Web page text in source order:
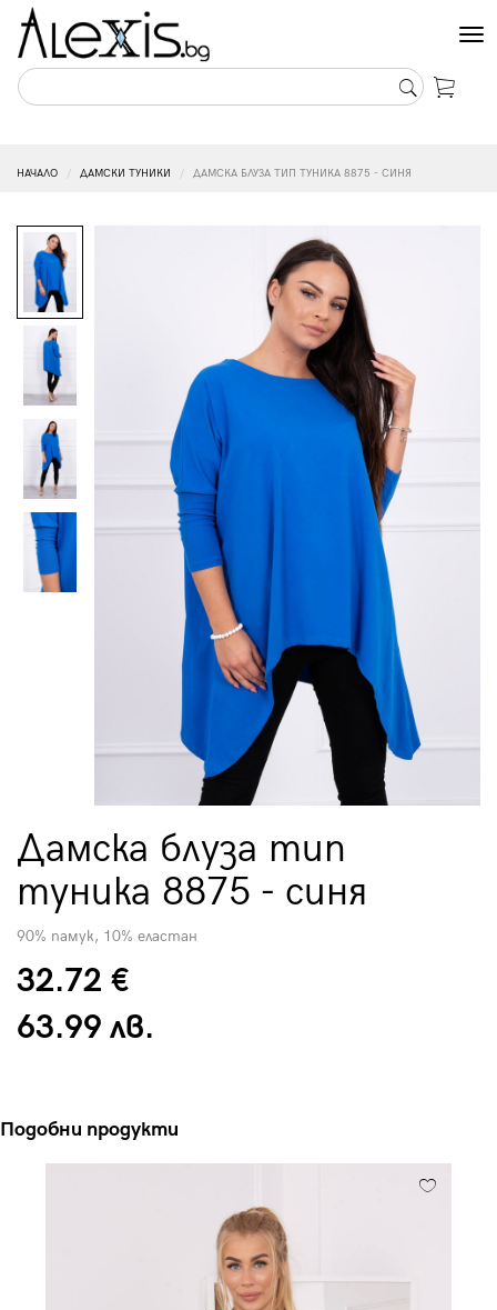
НАЧАЛО ДАМСКИ ТУНИКИ ДАМСКА БЛУЗА ТИП ТУНИКА 8875 - СИНЯ
Дамска блуза тип
туника 8875 - синя
90% памук, 10% еластан
32.72 €
63.99 лв.
Подобни продукти